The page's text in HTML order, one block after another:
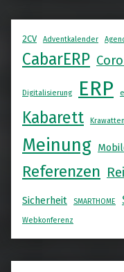
2CV Adventkalender
CabarERP
Digitalisierung ERP
Kabarett Krawatten
Meinung
Referenzen
Sicherheit SMARTHOME
Webkonferenz